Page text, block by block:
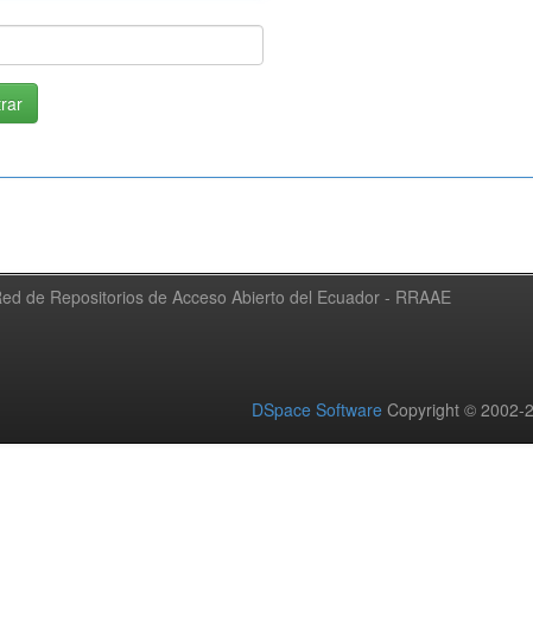
de Repositorios de Acceso Abierto del Ecuador - RRAAE
DSpace Software Copyright © 2002-